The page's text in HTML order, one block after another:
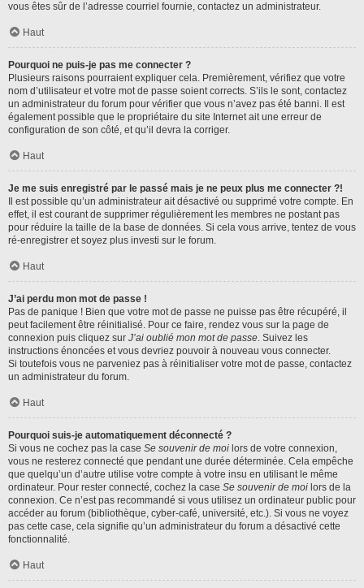
vous êtes sûr de l’adresse courriel fournie, contactez un administrateur.
Haut
Pourquoi ne puis-je pas me connecter ?
Plusieurs raisons pourraient expliquer cela. Premièrement, vérifiez que votre
nom d’utilisateur et votre mot de passe soient corrects. S’ils le sont, contactez
un administrateur du forum pour vérifier que vous n’avez pas été banni. Il est
également possible que le propriétaire du site Internet ait une erreur de
configuration de son côté, et qu’il devra la corriger.
Haut
Je me suis enregistré par le passé mais je ne peux plus me connecter ?!
Il est possible qu’un administrateur ait désactivé ou supprimé votre compte. En
effet, il est courant de supprimer régulièrement les membres ne postant pas
pour réduire la taille de la base de données. Si cela vous arrive, tentez de vous
ré-enregistrer et soyez plus investi sur le forum.
Haut
J’ai perdu mon mot de passe !
Pas de panique ! Bien que votre mot de passe ne puisse pas être récupéré, il
peut facilement être réinitialisé. Pour ce faire, rendez vous sur la page de
connexion puis cliquez sur J’ai oublié mon mot de passe. Suivez les
instructions énoncées et vous devriez pouvoir à nouveau vous connecter.
Si toutefois vous ne parveniez pas à réinitialiser votre mot de passe, contactez
un administrateur du forum.
Haut
Pourquoi suis-je automatiquement déconnecté ?
Si vous ne cochez pas la case Se souvenir de moi lors de votre connexion,
vous ne resterez connecté que pendant une durée déterminée. Cela empêche
que quelqu’un d’autre utilise votre compte à votre insu en utilisant le même
ordinateur. Pour rester connecté, cochez la case Se souvenir de moi lors de la
connexion. Ce n’est pas recommandé si vous utilisez un ordinateur public pour
accéder au forum (bibliothèque, cyber-café, université, etc.). Si vous ne voyez
pas cette case, cela signifie qu’un administrateur du forum a désactivé cette
fonctionnalité.
Haut